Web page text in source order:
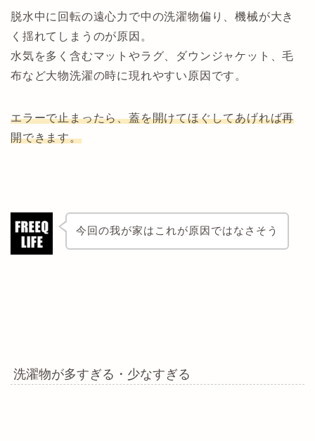
脱水中に回転の遠心力で中の洗濯物偏り、機械が大き
く揺れてしまうのが原因。
水気を多く含むマットやラグ、ダウンジャケット、毛
布など大物洗濯の時に現れやすい原因です。
エラーで止まったら、蓋を開けてほぐしてあげれば再
開できます。
今回の我が家はこれが原因ではなさそう
洗濯物が多すぎる・少なすぎる